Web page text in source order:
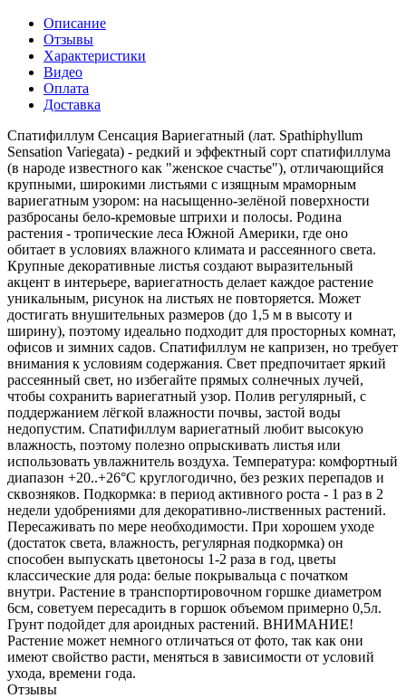
Описание
Отзывы
Характеристики
Видео
Оплата
Доставка
Спатифиллум Сенсация Вариегатный (лат. Spathiphyllum
Sensation Variegata) - редкий и эффектный сорт спатифиллума
(в народе известного как "женское счастье"), отличающийся
крупными, широкими листьями с изящным мраморным
вариегатным узором: на насыщенно-зелёной поверхности
разбросаны бело-кремовые штрихи и полосы. Родина
растения - тропические леса Южной Америки, где оно
обитает в условиях влажного климата и рассеянного света.
Крупные декоративные листья создают выразительный
акцент в интерьере, вариегатность делает каждое растение
уникальным, рисунок на листьях не повторяется. Может
достигать внушительных размеров (до 1,5 м в высоту и
ширину), поэтому идеально подходит для просторных комнат,
офисов и зимних садов. Спатифиллум не капризен, но требует
внимания к условиям содержания. Свет предпочитает яркий
рассеянный свет, но избегайте прямых солнечных лучей,
чтобы сохранить вариегатный узор. Полив регулярный, с
поддержанием лёгкой влажности почвы, застой воды
недопустим. Спатифиллум вариегатный любит высокую
влажность, поэтому полезно опрыскивать листья или
использовать увлажнитель воздуха. Температура: комфортный
диапазон +20..+26°C круглогодично, без резких перепадов и
сквозняков. Подкормка: в период активного роста - 1 раз в 2
недели удобрениями для декоративно-лиственных растений.
Пересаживать по мере необходимости. При хорошем уходе
(достаток света, влажность, регулярная подкормка) он
способен выпускать цветоносы 1-2 раза в год, цветы
классические для рода: белые покрывальца с початком
внутри. Растение в транспортировочном горшке диаметром
6см, советуем пересадить в горшок объемом примерно 0,5л.
Грунт подойдет для ароидных растений. ВНИМАНИЕ!
Растение может немного отличаться от фото, так как они
имеют свойство расти, меняться в зависимости от условий
ухода, времени года.
Отзывы